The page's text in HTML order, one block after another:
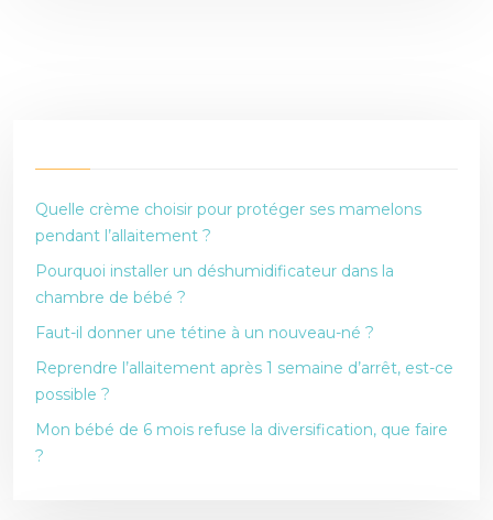
Quelle crème choisir pour protéger ses mamelons
pendant l’allaitement ?
Pourquoi installer un déshumidificateur dans la
chambre de bébé ?
Faut-il donner une tétine à un nouveau-né ?
Reprendre l’allaitement après 1 semaine d’arrêt, est-ce
possible ?
Mon bébé de 6 mois refuse la diversification, que faire
?